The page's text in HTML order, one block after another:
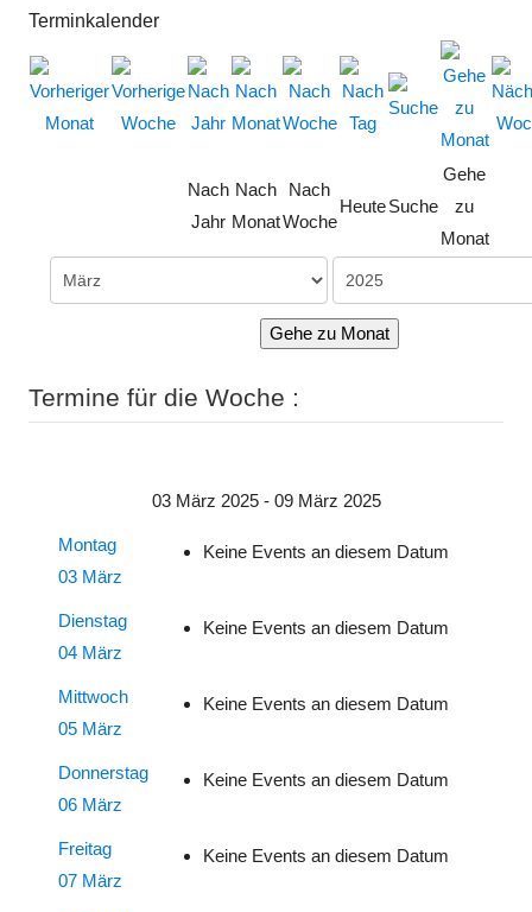
Terminkalender
Nach
Jahr
Nach
Monat
Nach
Woche
HeuteSuche
Gehe
zu
Monat
Gehe zu Monat
Termine für die Woche :
03 März 2025 - 09 März 2025
Montag
03 März
Keine Events an diesem Datum
Dienstag
04 März
Keine Events an diesem Datum
Mittwoch
05 März
Keine Events an diesem Datum
Donnerstag
06 März
Keine Events an diesem Datum
Freitag
07 März
Keine Events an diesem Datum